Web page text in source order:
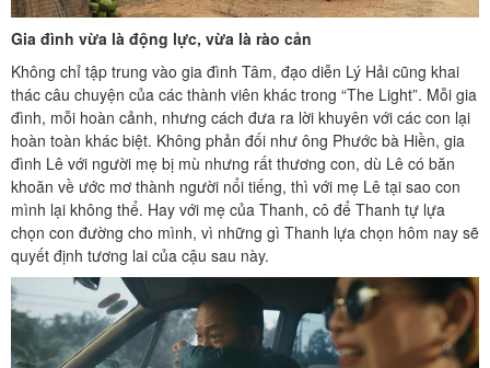
Gia đình vừa là động lực, vừa là rào cản
Không chỉ tập trung vào gia đình Tâm, đạo diễn Lý Hải cũng khai
thác câu chuyện của các thành viên khác trong “The Light”. Mỗi gia
đình, mỗi hoàn cảnh, nhưng cách đưa ra lời khuyên với các con lại
hoàn toàn khác biệt. Không phản đối như ông Phước bà Hiền, gia
đình Lê với người mẹ bị mù nhưng rất thương con, dù Lê có băn
khoăn về ước mơ thành người nổi tiếng, thì với mẹ Lê tại sao con
mình lại không thể. Hay với mẹ của Thanh, cô để Thanh tự lựa
chọn con đường cho mình, vì những gì Thanh lựa chọn hôm nay sẽ
quyết định tương lai của cậu sau này.